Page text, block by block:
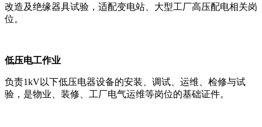
改造及绝缘器具试验，适配变电站、大型工厂高压配电相关岗
位。
低压电工作业
负责1kV以下低压电器设备的安装、调试、运维、检修与试
验，是物业、装修、工厂电气运维等岗位的基础证件。